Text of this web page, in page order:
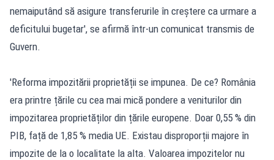
nemaiputând să asigure transferurile în creștere ca urmare a
deficitului bugetar', se afirmă într-un comunicat transmis de
Guvern.
'Reforma impozitării proprietății se impunea. De ce? România
era printre țările cu cea mai mică pondere a veniturilor din
impozitarea proprietăților din țările europene. Doar 0,55 % din
PIB, față de 1,85 % media UE. Existau disproporții majore în
impozite de la o localitate la alta. Valoarea impozitelor nu